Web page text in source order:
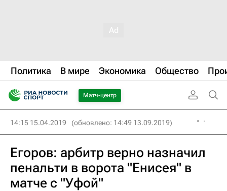
Политика В мире Экономика Общество
Матч-центр
14:15 15.04.2019 (обновлено: 14:49 13.09.2019)
Егоров: арбитр верно назначил
пенальти в ворота "Енисея" в
матче с "Уфой"